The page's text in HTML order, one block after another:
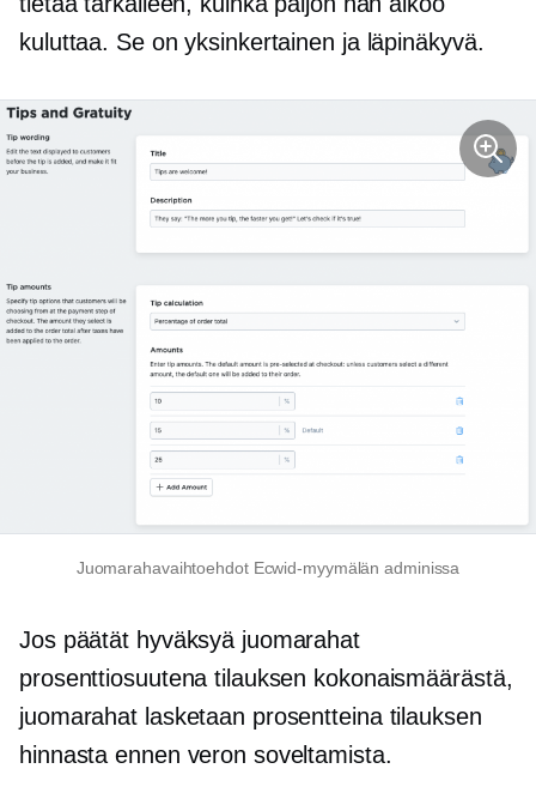
kuluttaa. Se on yksinkertainen ja läpinäkyvä.
Juomarahavaihtoehdot Ecwid-myymälän adminissa
Jos päätät hyväksyä juomarahat
prosenttiosuutena tilauksen kokonaismäärästä,
juomarahat lasketaan prosentteina tilauksen
hinnasta ennen veron soveltamista.